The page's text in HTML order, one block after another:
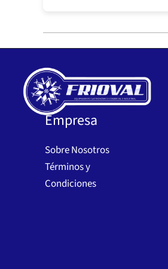
Empresa
Sobre Nosotros
Términos y
Condiciones